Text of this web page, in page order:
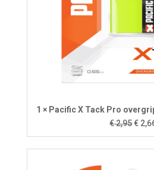
1 × Pacific X Tack Pro
€2,95
prijs
was:
€